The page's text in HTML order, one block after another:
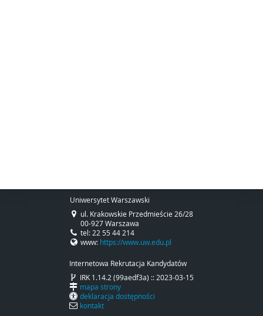
Uniwersytet Warszawski
ul. Krakowskie Przedmieście 26/28
00-927 Warszawa
tel: 22 55 44 214
www: https://www.uw.edu.pl
Internetowa Rekrutacja Kandydatów
IRK 1.14.2 (99aedf3a) :: 2023-03-15
mapa strony
deklaracja dostępności
kontakt